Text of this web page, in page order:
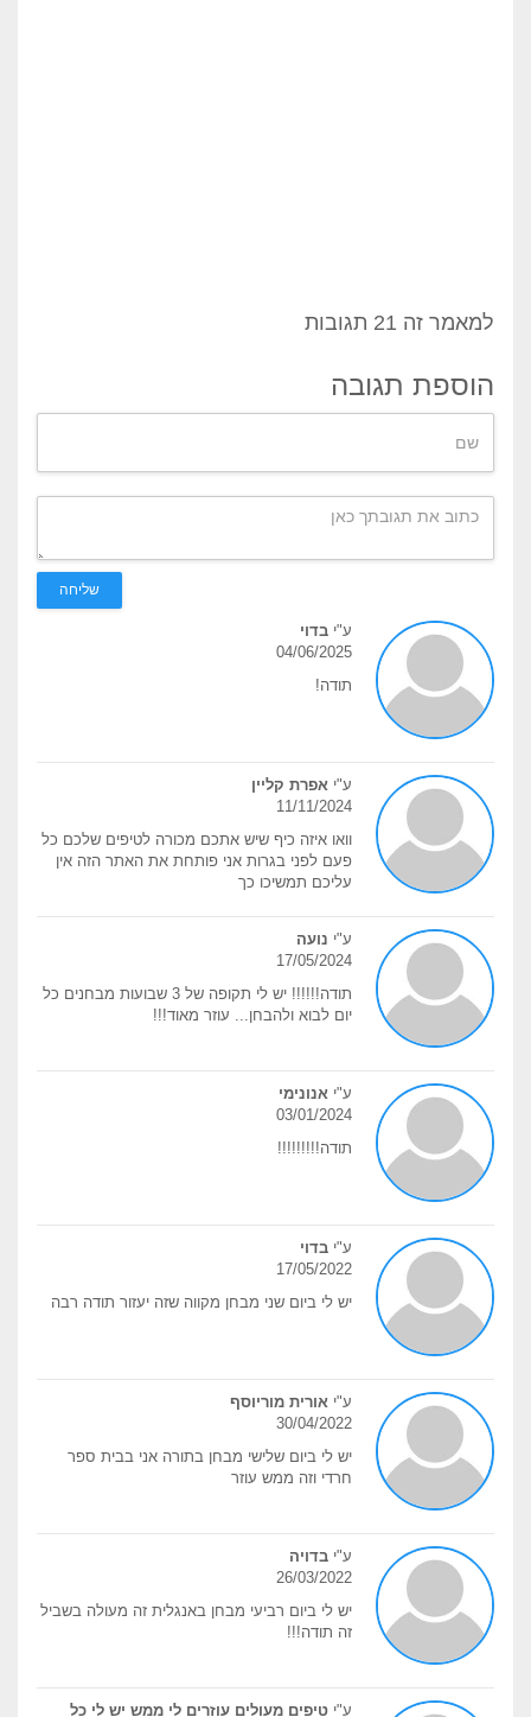
למאמר זה 21 תגובות
הוספת תגובה
שליחה
ע"י בדוי
04/06/2025
תודה!
ע"י אפרת קליין
11/11/2024
וואו איזה כיף שיש אתכם מכורה לטיפים שלכם כל
פעם לפני בגרות אני פותחת את האתר הזה אין
עליכם תמשיכו כך
ע"י נועה
17/05/2024
תודה!!!!!! יש לי תקופה של 3 שבועות מבחנים כל
יום לבוא ולהבחן... עוזר מאוד!!!
ע"י אנונימי
03/01/2024
תודה!!!!!!!!!
ע"י בדוי
17/05/2022
יש לי ביום שני מבחן מקווה שזה יעזור תודה רבה
ע"י אורית מוריוסף
30/04/2022
יש לי ביום שלישי מבחן בתורה אני בבית ספר
חרדי וזה ממש עוזר
ע"י בדויה
26/03/2022
יש לי ביום רביעי מבחן באנגלית זה מעולה בשביל
זה תודה!!!
ע"י טיפים מעולים עוזרים לי ממש יש לי כל